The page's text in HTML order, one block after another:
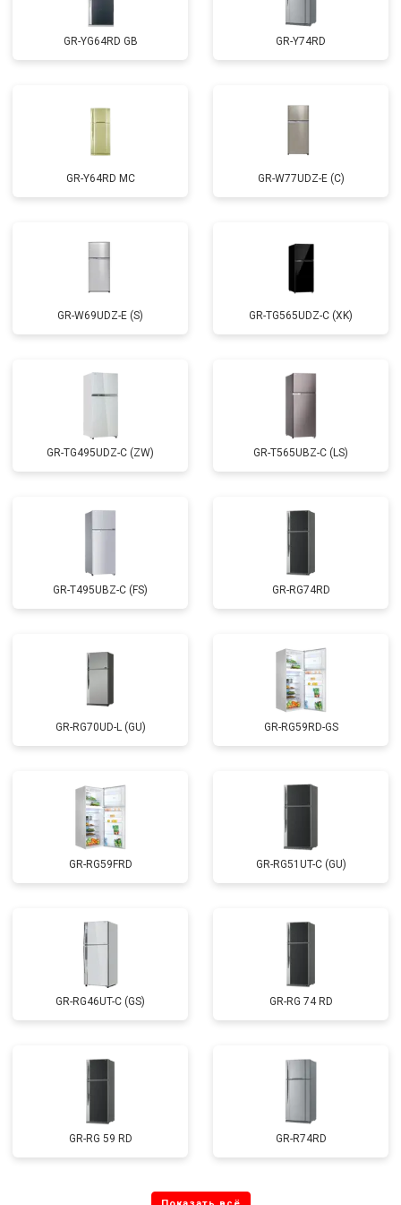
GR-YG64RD GB GR-Y74RD
GR-Y64RD MC GR-W77UDZ-E (C)
GR-W69UDZ-E (S) GR-TG565UDZ-C (XK)
GR-TG495UDZ-C (ZW) GR-T565UBZ-C (LS)
GR-T495UBZ-C (FS) GR-RG74RD
GR-RG70UD-L (GU) GR-RG59RD-GS
GR-RG59FRD GR-RG51UT-C (GU)
GR-RG46UT-C (GS) GR-RG 74 RD
GR-RG 59 RD GR-R74RD